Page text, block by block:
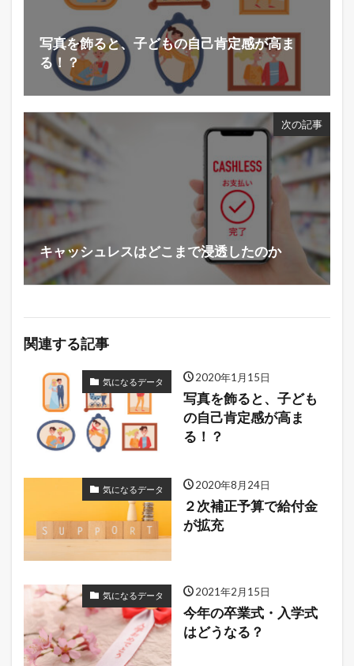
写真を飾ると、子どもの自己肯定感が高ま
る！？
次の記事
キャッシュレスはどこまで浸透したのか
関連する記事
気になるデータ 2020年1月15日
写真を飾ると、子ども
の自己肯定感が高ま
る！？
気になるデータ 2020年8月24日
２次補正予算で給付金
が拡充
気になるデータ 2021年2月15日
今年の卒業式・入学式
はどうなる？